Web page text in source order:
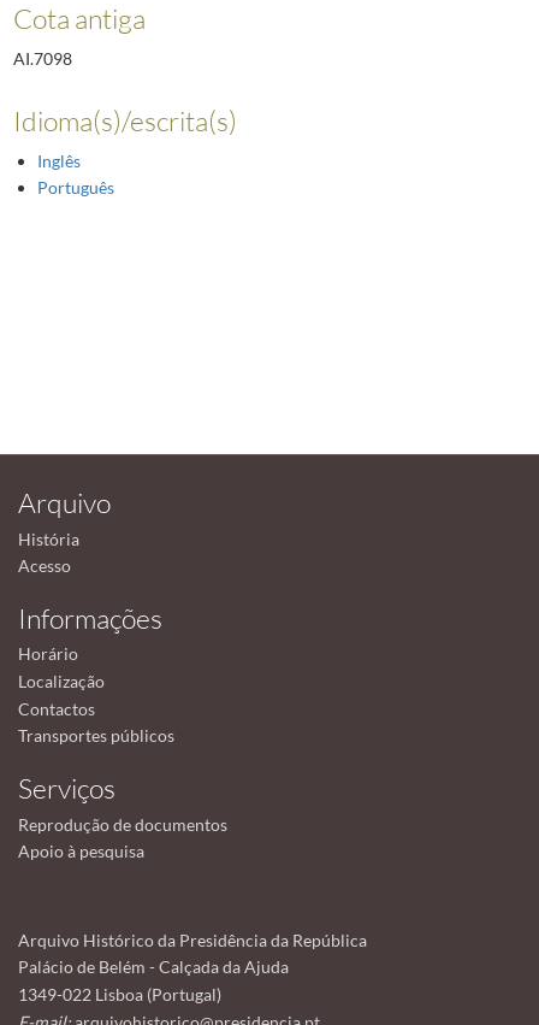
Cota antiga
AI.7098
Idioma(s)/escrita(s)
Inglês
Português
Arquivo
História
Acesso
Informações
Horário
Localização
Contactos
Transportes públicos
Serviços
Reprodução de documentos
Apoio à pesquisa
Arquivo Histórico da Presidência da República
Palácio de Belém - Calçada da Ajuda
1349-022 Lisboa (Portugal)